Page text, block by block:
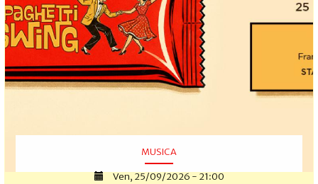
MUSICA
Ven, 25/09/2026 - 21:00